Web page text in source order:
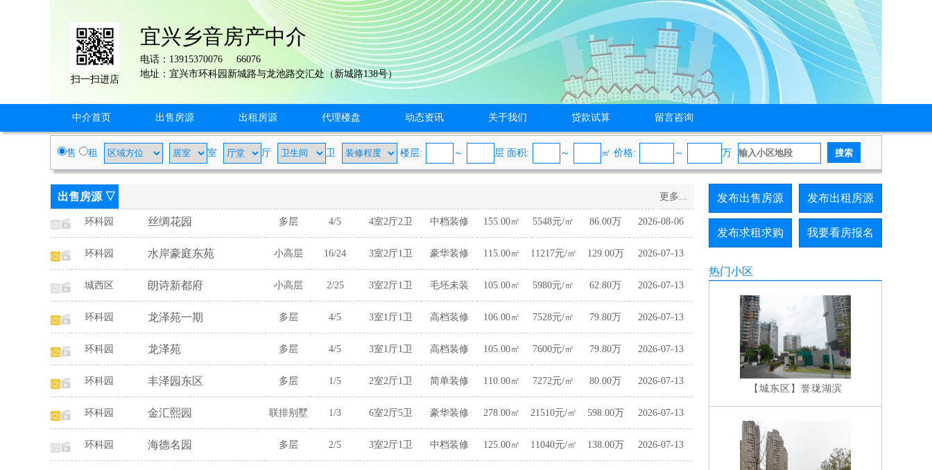
扫一扫进店
宜兴乡音房产中介
电话：13915370076 66076
地址：宜兴市环科园新城路与龙池路交汇处（新城路138号）
中介首页 出售房源 出租房源 代理楼盘 动态资讯 关于我们 贷款试算 留言咨询
售 租 室 厅 卫 楼层: ～ 层 面积: ～ ㎡ 价格: ～ 万
出售房源 ▽ 更多...
环科园 丝绸花园 多层 4/5 4室2厅2卫 中档装修 155.00㎡ 5548元/㎡ 86.00万 2026-08-06
环科园 水岸豪庭东苑 小高层 16/24 3室2厅1卫 豪华装修 115.00㎡ 11217元/㎡ 129.00万 2026-07-13
城西区 朗诗新都府 小高层 2/25 3室2厅1卫 毛坯未装 105.00㎡ 5980元/㎡ 62.80万 2026-07-13
环科园 龙泽苑一期 多层 4/5 3室1厅1卫 高档装修 106.00㎡ 7528元/㎡ 79.80万 2026-07-13
环科园 龙泽苑 多层 4/5 3室1厅1卫 高档装修 105.00㎡ 7600元/㎡ 79.80万 2026-07-13
环科园 丰泽园东区 多层 1/5 2室2厅1卫 简单装修 110.00㎡ 7272元/㎡ 80.00万 2026-07-13
环科园 金汇熙园 联排别墅 1/3 6室2厅5卫 豪华装修 278.00㎡ 21510元/㎡ 598.00万 2026-07-13
环科园 海德名园 多层 2/5 3室2厅1卫 中档装修 125.00㎡ 11040元/㎡ 138.00万 2026-07-13
发布出售房源 发布出租房源
发布求租求购 我要看房报名
热门小区
【城东区】 誉珑湖滨